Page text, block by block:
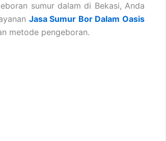
sumur dalam di Bekasi, Anda
Jasa Sumur Bor Dalam Oasis
metode pengeboran.